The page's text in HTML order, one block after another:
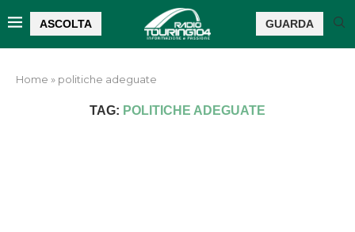
ASCOLTA GUARDA
Home » politiche adeguate
TAG: POLITICHE ADEGUATE